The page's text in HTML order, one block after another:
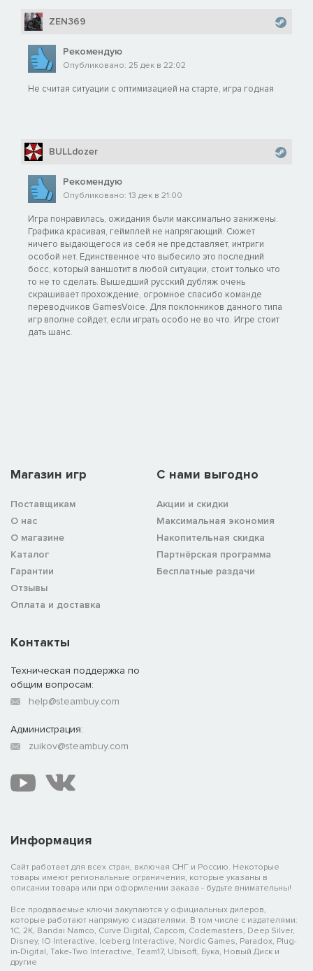
ZEN369
Рекомендую
Опубликовано: 25 дек в 22:02
Не считая ситуации с оптимизацией на старте, игра годная
BULLdozer
Рекомендую
Опубликовано: 13 дек в 21:00
Игра понравилась, ожидания были максимально занижены.
Графика красивая, геймплей не напрягающий. Сюжет
ничего выдающегося из себя не представляет, интриги
особой нет. Единственное что выбесило это последний
босс, который ваншотит в любой ситуации, стоит только что
то не то сделать. Вышедший русский дубляж очень
скрашивает прохождение, огромное спасибо команде
переводчиков GamesVoice. Для поклонников данного типа
игр вполне сойдет, если играть особо не во что. Игре стоит
дать шанс.
Магазин игр
Поставщикам
О нас
О магазине
Каталог
Гарантии
Отзывы
Оплата и доставка
C нами выгодно
Акции и скидки
Максимальная экономия
Накопительная скидка
Партнёрская программа
Бесплатные раздачи
Информация
Сайт работает для всех стран, включая СНГ и Россию. Некоторые
товары имеют региональные ограничения, которые указаны в
описании товара или при оформлении заказа - будьте внимательны!
Все продаваемые ключи закупаются у официальных дилеров,
которые работают напрямую с издателями. В том числе с издателями:
1C, 2K, Bandai Namco, Curve Digital, Capcom, Codemasters, Deep Silver,
Disney, IO Interactive, Iceberg Interactive, Nordic Games, Paradox, Plug-
in-Digital, Take-Two Interactive, Team17, Ubisoft, Бука, Новый Диск и
другие
Контакты
Техническая поддержка по
общим вопросам:
help@steambuy.com
Администрация:
zuikov@steambuy.com